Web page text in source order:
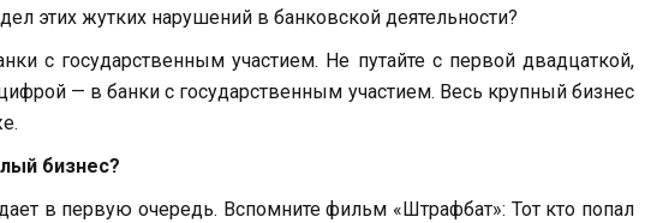
этих жутких нарушений в банковской деятельности?
с государственным участием. Не путайте с первой двадцаткой,
— в банки с государственным участием. Весь крупный бизнес
бизнес?
в первую очередь. Вспомните фильм «Штрафбат»: Тот кто попал